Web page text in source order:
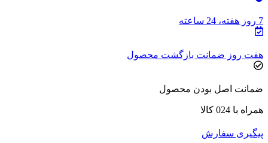
7 روز هفته، 24 ساعته
هفت روز ضمانت بازگشت محصول
ضمانت اصل بودن محصول
همراه با 024 کالا
پیگیری سفارش